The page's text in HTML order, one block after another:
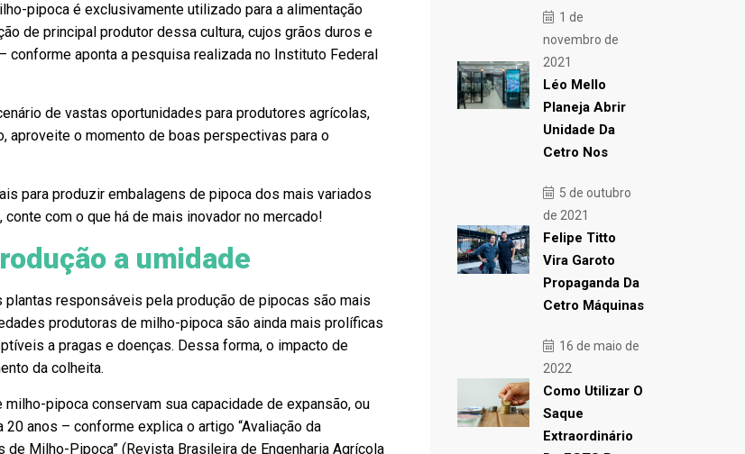
pipoca é exclusivamente utilizado para a alimentação
de principal produtor dessa cultura, cujos grãos duros e
aponta a pesquisa realizada no Instituto Federal
de vastas oportunidades para produtores agrícolas,
aproveite o momento de boas perspectivas para o
para produzir embalagens de pipoca dos mais variados
com o que há de mais inovador no mercado!
a umidade
plantas responsáveis pela produção de pipocas são mais
produtoras de milho-pipoca são ainda mais prolíficas
a pragas e doenças. Dessa forma, o impacto de
da colheita.
pipoca conservam sua capacidade de expansão, ou
anos – conforme explica o artigo “Avaliação da
Milho-Pipoca” (Revista Brasileira de Engenharia Agrícola
1 de
novembro de
2021
Léo Mello
Planeja Abrir
Unidade Da
Cetro Nos
5 de outubro
de 2021
Felipe Titto
Vira Garoto
Propaganda Da
Cetro Máquinas
16 de maio de
2022
Como Utilizar O
Saque
Extraordinário